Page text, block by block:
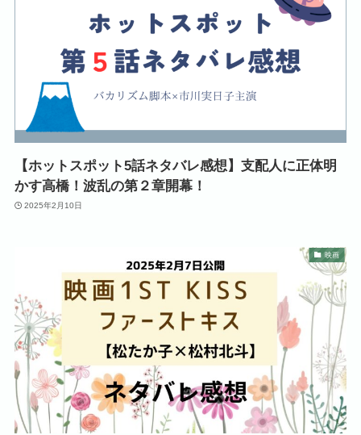
【ホットスポット5話ネタバレ感想】支配人に正体明
かす高橋！波乱の第２章開幕！
2025年2月10日
映画